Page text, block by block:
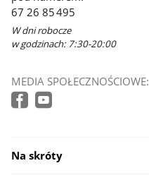
67 26 85 495
W dni robocze
w godzinach: 7:30-20:00
MEDIA SPOŁECZNOŚCIOWE:
Na skróty